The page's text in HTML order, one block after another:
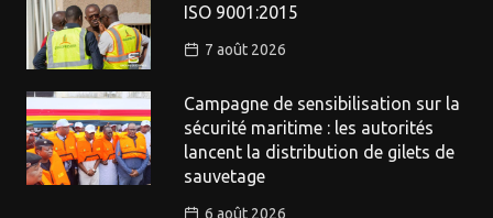
ISO 9001:2015
7 août 2026
Campagne de sensibilisation sur la
sécurité maritime : les autorités
lancent la distribution de gilets de
sauvetage
6 août 2026